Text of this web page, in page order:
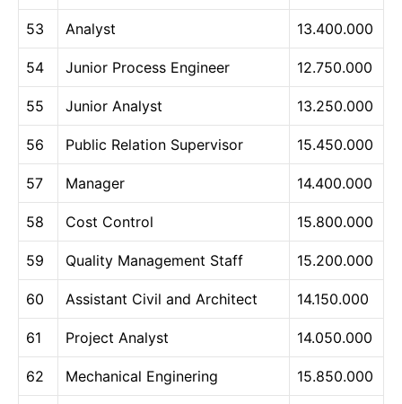
53 Analyst 13.400.000
54 Junior Process Engineer 12.750.000
55 Junior Analyst 13.250.000
56 Public Relation Supervisor 15.450.000
57 Manager 14.400.000
58 Cost Control 15.800.000
59 Quality Management Staff 15.200.000
60 Assistant Civil and Architect 14.150.000
61 Project Analyst 14.050.000
62 Mechanical Enginering 15.850.000